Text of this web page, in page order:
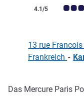
Note
4.1/5
13 rue Francois
Frankreich -
Das Mercure Paris